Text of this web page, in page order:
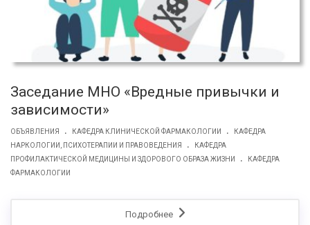
Заседание МНО «Вредные привычки и
зависимости»
ОБЪЯВЛЕНИЯ . КАФЕДРА КЛИНИЧЕСКОЙ ФАРМАКОЛОГИИ .
КАФЕДРА
НАРКОЛОГИИ, ПСИХОТЕРАПИИ И ПРАВОВЕДЕНИЯ
.
КАФЕДРА
ПРОФИЛАКТИЧЕСКОЙ МЕДИЦИНЫ И ЗДОРОВОГО ОБРАЗА ЖИЗНИ
.
КАФЕДРА
ФАРМАКOЛОГИИ
Подробнее